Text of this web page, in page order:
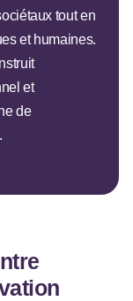
tout en
et humaines.
et
de